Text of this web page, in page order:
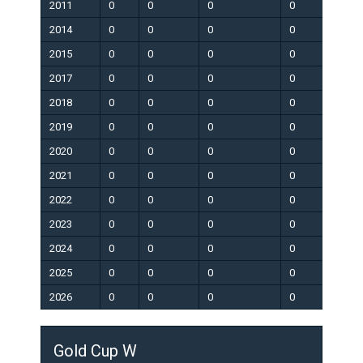
2011 0 0 0 0
2014
0 0 0 0
2015
0 0 0 0
2017
0 0 0 0
2018
0 0 0 0
2019
0 0 0 0
2020
0 0 0 0
2021
0 0 0 0
2022
0 0 0 0
2023
0 0 0 0
2024
0 0 0 0
2025
0 0 0 0
2026
0 0 0 0
Gold Cup W